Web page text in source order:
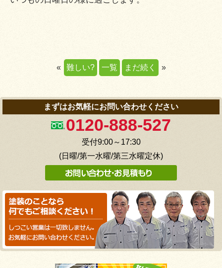
« 難しい? 一覧 まだ続く »
まずはお気軽にお問い合わせください
0120-888-527
受付9:00～17:30
(日曜/第一水曜/第三水曜定休)